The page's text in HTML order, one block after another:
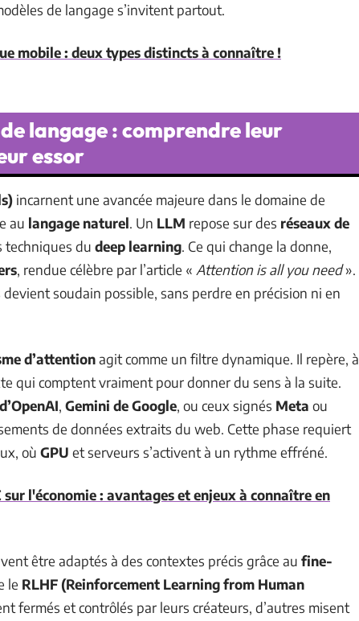
de langage s’invitent partout.
mobile : deux types distincts à connaître !
langage : comprendre leur
essor
incarnent une avancée majeure dans le domaine de
au langage naturel. Un LLM repose sur des réseaux de
techniques du deep learning. Ce qui change la donne,
, rendue célèbre par l’article « Attention is all you need».
soudain possible, sans perdre en précision ni en
d’attentionagit comme un filtre dynamique. Il repère, à
qui comptent vraiment pour donner du sens à la suite.
, Gemini de Google, ou ceux signés Meta ou
de données extraits du web. Cette phase requiert
où GPU et serveurs s’activent à un rythme effréné.
sur l'économie : avantages et enjeux à connaître en
être adaptés à des contextes précis grâce au fine-
le RLHF (Reinforcement Learning from Human
fermés et contrôlés par leurs créateurs, d’autres misent